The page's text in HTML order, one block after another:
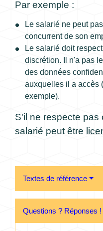
Par exemple :
Le salarié ne peut
concurrent de son
Le salarié doit
discrétion. Il n'a pas
des données
auxquelles il a accès
exemple).
S'il ne respecte pas
salarié peut être
Textes de référence
Questions ? Réponses !